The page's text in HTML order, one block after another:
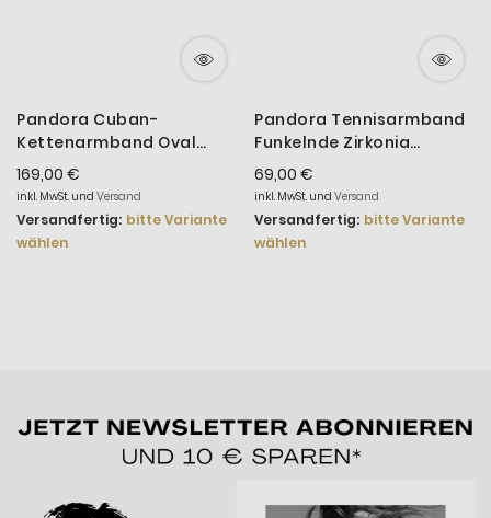
Pandora Cuban-
Kettenarmband Oval
Zirkonia Sterlingsilber
594227C01
169,00 €
inkl. MwSt. und Versand
Versandfertig: bitte Variante
wählen
Pandora Tennisarmband
Funkelnde Zirkonia
Sterling-Silber 593927C01
69,00 €
inkl. MwSt. und Versand
Versandfertig: bitte Variante
wählen